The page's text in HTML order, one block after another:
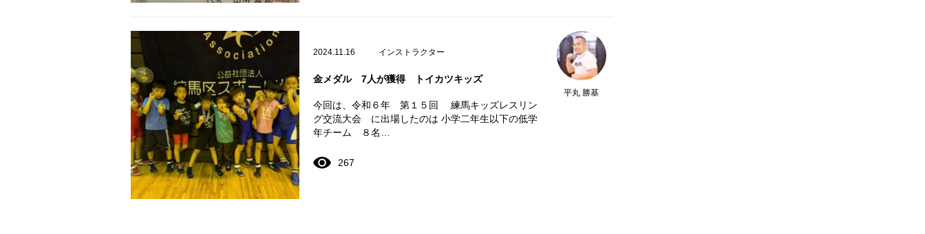
2024.11.16 インストラクター
平丸 勝基
金メダル 7人が獲得 トイカツキッズ
今回は、令和６年 第１５回 練馬キッズレスリン
グ交流大会 に出場したのは 小学二年生以下の低学
年チーム ８名…
267